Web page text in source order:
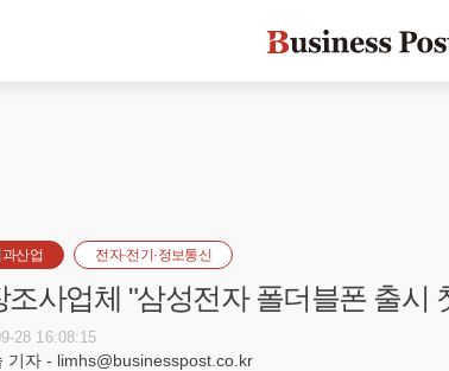
산업 전자·전기·정보통신
조사업체 "삼성전자 폴더블폰 출시
28 16:08:15
기자 - limhs@businesspost.co.kr